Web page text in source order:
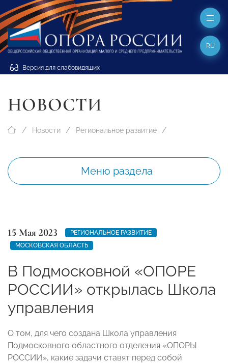
Версия для слабовидящих
RU
НОВОСТИ
Новости Региональное развитие
Меню раздела
15 Мая 2023
РЕГИОНАЛЬНОЕ РАЗВИТИЕ
МОСКОВСКАЯ ОБЛАСТЬ
В Подмосковной «ОПОРЕ
РОССИИ» открылась Школа
управления
О том, для чего создана Школа управления
Подмосковного областного отделения «ОПОРЫ
РОССИИ», какие задачи ставят перед собой